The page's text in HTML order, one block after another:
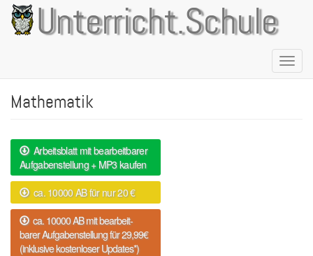
Direkt
zum
Inhalt
Unterricht.Schule
Mathematik
Arbeitsblatt mit bearbeitbarer
Aufgabenstellung + MP3 kaufen
ca. 10000 AB für nur 20 €
ca. 10000 AB mit bearbeit-
barer Aufgabenstellung für 29,99€
(inklusive kostenloser Updates*)